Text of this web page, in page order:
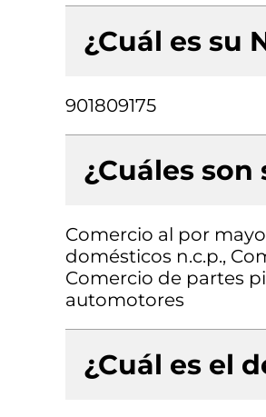
¿Cuál es su
901809175
¿Cuáles
Comercio al por
domésticos n.c.p.,
Comercio de partes
automotores
¿Cuál es el